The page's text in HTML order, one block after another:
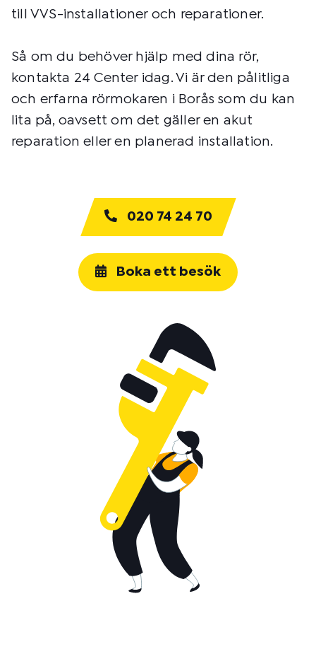
till VVS-installationer och reparationer.
Så om du behöver hjälp med dina rör,
kontakta 24 Center idag. Vi är den pålitliga
och erfarna rörmokaren i Borås som du kan
lita på, oavsett om det gäller en akut
reparation eller en planerad installation.
020 74 24 70
Boka ett besök